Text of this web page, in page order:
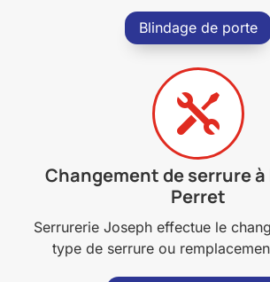
Blindage de porte

Changement de serrure
Perret
Serrurerie Joseph effectue le
type de serrure ou